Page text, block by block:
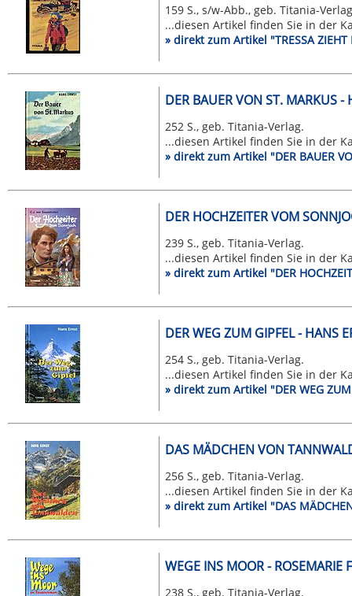
159 S., s/w-Abb., geb. Titania-
...diesen Artikel finden Sie in der
» direkt zum Artikel "TRESSA ZIEHT
DER BAUER VON ST. MARKUS -
252 S., geb. Titania-Verlag.
...diesen Artikel finden Sie in der
» direkt zum Artikel "DER BAUER
DER HOCHZEITER VOM
239 S., geb. Titania-Verlag.
...diesen Artikel finden Sie in der
» direkt zum Artikel "DER
DER WEG ZUM GIPFEL - HANS
254 S., geb. Titania-Verlag.
...diesen Artikel finden Sie in der
» direkt zum Artikel "DER WEG ZUM
DAS MÄDCHEN VON
256 S., geb. Titania-Verlag.
...diesen Artikel finden Sie in der
» direkt zum Artikel "DAS
WEGE INS MOOR - ROSEMARIE
238 S., geb. Titania-Verlag.